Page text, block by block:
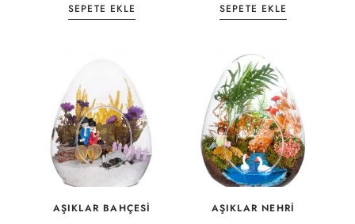
SEPETE EKLE SEPETE EKLE
AŞIKLAR BAHÇESI
AŞIKLAR NEHRI